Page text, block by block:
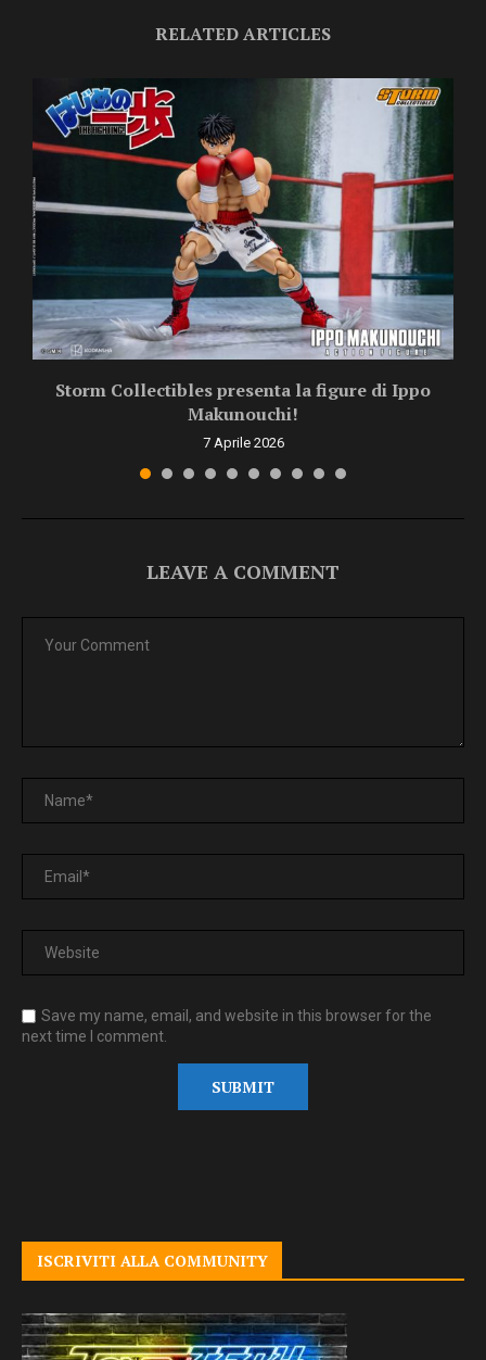
RELATED ARTICLES
Storm Collectibles presenta la figure di Ippo
Makunouchi!
7 Aprile 2026
LEAVE A COMMENT
Save my name, email, and website in this browser for the
next time I comment.
ISCRIVITI ALLA COMMUNITY